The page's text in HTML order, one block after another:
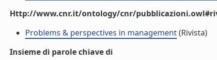
Http://www.cnr.it/ontology/cnr/
Problems & perspectives in management(Rivista)
Insieme di parole chiave di